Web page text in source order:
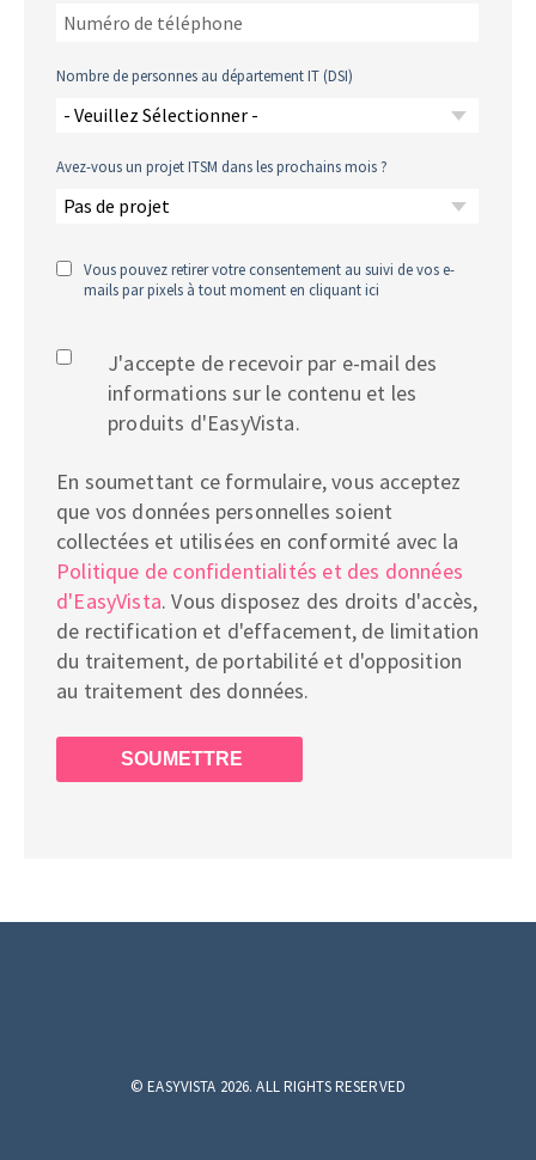
Nombre de personnes au département IT (DSI)
Avez-vous un projet ITSM dans les prochains mois ?
Vous pouvez retirer votre consentement au suivi de vos e-
mails par pixels à tout moment en cliquant ici
J'accepte de recevoir par e-mail des
informations sur le contenu et les
produits d'EasyVista.
En soumettant ce formulaire, vous acceptez
que vos données personnelles soient
collectées et utilisées en conformité avec la
Politique de confidentialités et des données
d'EasyVista. Vous disposez des droits d'accès,
de rectification et d'effacement, de limitation
du traitement, de portabilité et d'opposition
au traitement des données.
©EASYVISTA 2026. ALL RIGHTS RESERVED